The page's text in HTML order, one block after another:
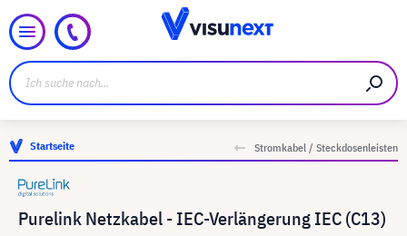
Startseite Stromkabel / Steckdosenleisten
Purelink Netzkabel - IEC-Verlängerung IEC (C13)